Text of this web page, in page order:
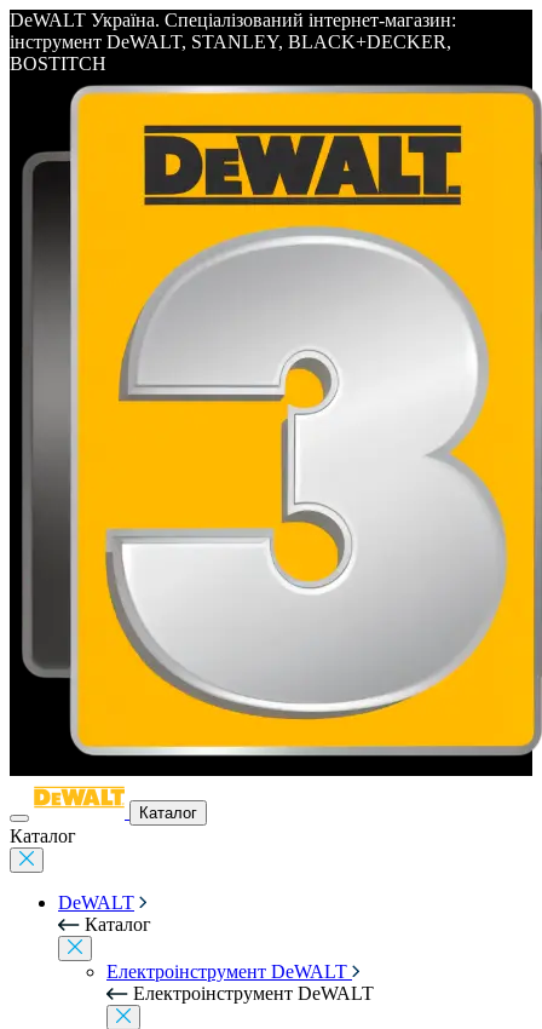
DeWALT Україна. Спеціалізований інтернет-магазин:
інструмент DeWALT, STANLEY, BLACK+DECKER,
BOSTITCH
Каталог
Каталог
DeWALT
Каталог
Електроінструмент DeWALT
Електроінструмент DeWALT